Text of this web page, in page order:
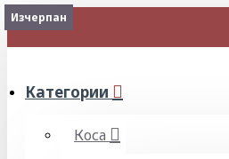
МЕНЮ
Категории
Коса
Изчерпан
Изчерпан